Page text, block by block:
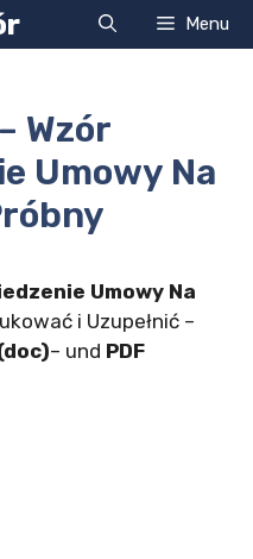
Menu
Wzór
Umowy Na
Umowy Na
i Uzupełnić –
– und PDF